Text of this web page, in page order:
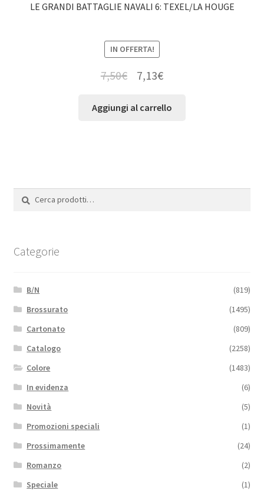
LE GRANDI BATTAGLIE NAVALI 6: TEXEL/LA HOUGE
IN OFFERTA!
7,50€ 7,13€
Aggiungi al carrello
Categorie
B/N
(819)
Brossurato
(1495)
Cartonato
(809)
Catalogo
(2258)
Colore
(1483)
In evidenza
(6)
Novità
(5)
Promozioni speciali
(1)
Prossimamente
(24)
Romanzo
(2)
Speciale
(1)